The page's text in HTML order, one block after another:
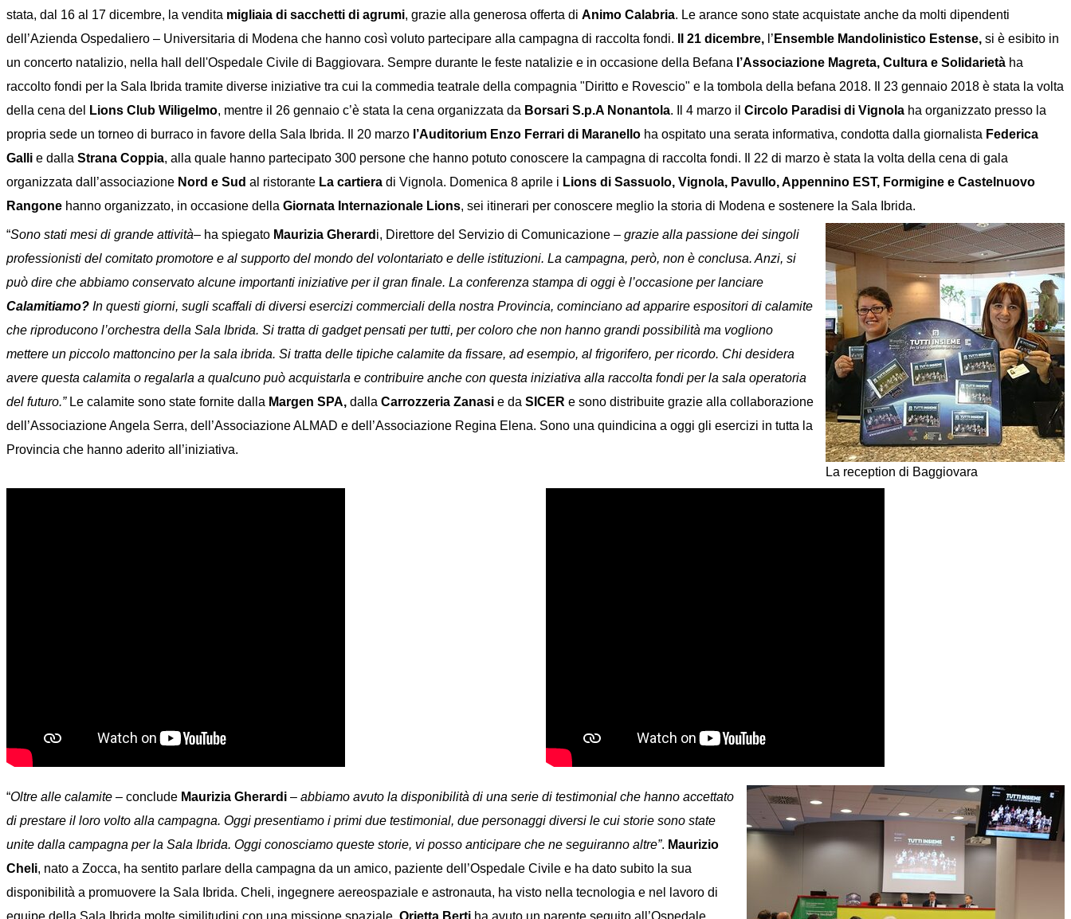
stata, dal 16 al 17 dicembre, la vendita migliaia di sacchetti di agrumi, grazie alla generosa offerta di Animo Calabria. Le arance sono state acquistate anche da molti dipendenti
dell’Azienda Ospedaliero – Universitaria di Modena che hanno così voluto partecipare alla campagna di raccolta fondi.
Il 21 dicembre, l’ Ensemble Mandolinistico Estense, si è esibito in
un concerto natalizio, nella hall dell'Ospedale Civile di Baggiovara. Sempre durante le feste natalizie e in occasione della Befana l’Associazione Magreta, Cultura e Solidarietà ha
raccolto fondi per la Sala Ibrida tramite diverse iniziative tra cui la commedia teatrale della compagnia "Diritto e Rovescio" e la tombola della befana 2018. Il 23 gennaio 2018 è stata la volta
della cena del
Lions Club Wiligelmo, mentre il 26 gennaio c’è stata la cena organizzata da Borsari S.p.A Nonantola. Il 4 marzo il Circolo Paradisi di Vignola ha organizzato presso la
propria sede un torneo di burraco in favore della Sala Ibrida. Il 20 marzo l’Auditorium Enzo Ferrari di Maranello ha ospitato una serata informativa, condotta dalla giornalista Federica
Galli e dalla Strana Coppia, alla quale hanno partecipato 300 persone che hanno potuto conoscere la campagna di raccolta fondi. Il 22 di marzo è stata la volta della cena di gala
organizzata dall’associazione Nord e Sud al ristorante La cartiera di Vignola. Domenica 8 aprile i Lions di Sassuolo, Vignola, Pavullo, Appennino EST, Formigine e Castelnuovo
Rangone hanno organizzato, in occasione della Giornata Internazionale Lions, sei itinerari per conoscere meglio la storia di Modena e sostenere la Sala Ibrida.
La reception di Baggiovara
“Sono stati mesi di grande attività– ha spiegato Maurizia Gherard i, Direttore del Servizio di Comunicazione – grazie alla passione dei singoli
professionisti del comitato promotore e al supporto del mondo del volontariato e delle istituzioni. La campagna, però, non è conclusa. Anzi, si
può dire che abbiamo conservato alcune importanti iniziative per il gran finale. La conferenza stampa di oggi è l’occasione per lanciare
Calamitiamo? In questi giorni, sugli scaffali di diversi esercizi commerciali della nostra Provincia, cominciano ad apparire espositori di calamite
che riproducono l’orchestra della Sala Ibrida. Si tratta di gadget pensati per tutti, per coloro che non hanno grandi possibilità ma vogliono
mettere un piccolo mattoncino per la sala ibrida. Si tratta delle tipiche calamite da fissare, ad esempio, al frigorifero, per ricordo. Chi desidera
avere questa calamita o regalarla a qualcuno può acquistarla e contribuire anche con questa iniziativa alla raccolta fondi per la sala operatoria
del futuro.” Le calamite sono state fornite dalla Margen SPA, dalla Carrozzeria Zanasi e da SICER e sono distribuite grazie alla collaborazione
dell’Associazione Angela Serra, dell’Associazione ALMAD e dell’Associazione Regina Elena. Sono una quindicina a oggi gli esercizi in tutta la
Provincia che hanno aderito all’iniziativa.
“Oltre alle calamite – conclude Maurizia Gherardi – abbiamo avuto la disponibilità di una serie di testimonial che hanno accettato
di prestare il loro volto alla campagna. Oggi presentiamo i primi due testimonial, due personaggi diversi le cui storie sono state
unite dalla campagna per la Sala Ibrida. Oggi conosciamo queste storie, vi posso anticipare che ne seguiranno altre”. Maurizio
Cheli, nato a Zocca, ha sentito parlare della campagna da un amico, paziente dell’Ospedale Civile e ha dato subito la sua
disponibilità a promuovere la Sala Ibrida. Cheli, ingegnere aereospaziale e astronauta, ha visto nella tecnologia e nel lavoro di
equipe della Sala Ibrida molte similitudini con una missione spaziale. Orietta Berti ha avuto un parente seguito all’Ospedale